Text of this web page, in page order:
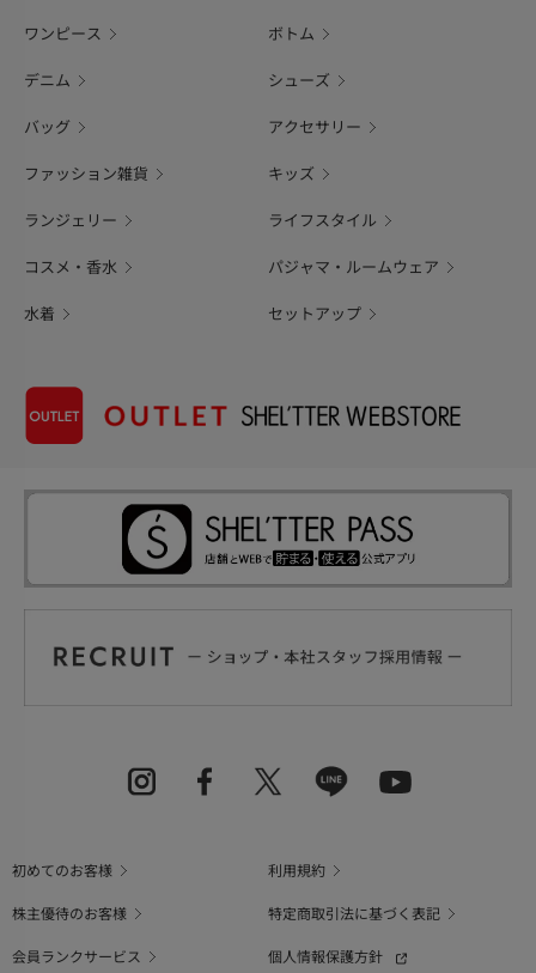
ワンピース ボトム
デニム シューズ
バッグ アクセサリー
ファッション雑貨 キッズ
ランジェリー ライフスタイル
コスメ・香水 パジャマ・ルームウェア
水着 セットアップ
初めてのお客様
利用規約
株主優待のお客様
特定商取引法に基づく表記
会員ランクサービス
個人情報保護方針